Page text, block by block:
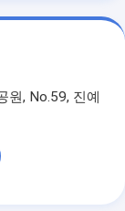
원, No.59, 진예